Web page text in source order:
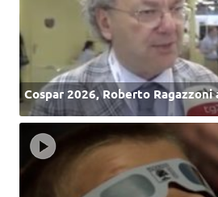
Cospar 2026, Roberto Ragazzoni